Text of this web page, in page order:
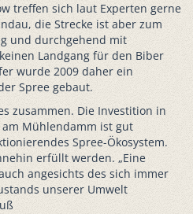
treffen sich laut Experten gerne
die Strecke ist aber zum
und durchgehend mit
Landgang für den Biber
wurde 2009 daher ein
Spree gebaut.
zusammen. Die Investition in
Mühlendamm ist gut
Spree-Ökosystem.
erfüllt werden. „Eine
angesichts des sich immer
unserer Umwelt